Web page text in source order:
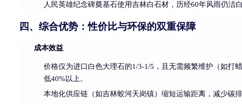
人民英雄纪念碑奠基石使用吉林白石材，历经60年风雨仍洁
四、综合优势：性价比与环保的双重保障
成本效益
价格仅为进口白色大理石的1/3-1/5，且无需频繁维护（如打
低40%以上。
本地化供应链（如吉林蛟河天岗镇）缩短运输距离，减少碳